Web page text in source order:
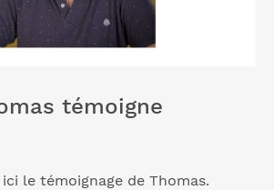
témoigne
le témoignage de Thomas.